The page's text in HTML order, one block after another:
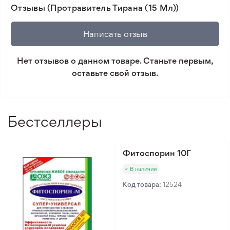
товара и реального растения.
🛡️ Защита покупок. Возврат средств за товар,
который не соответствует ожиданиям. Согласно
условиям возврата.
Отзывы (Протравитель Тирана (15 Мл))
Написать отзыв
Нет отзывов о данном товаре. Станьте первым,
оставьте свой отзыв.
Бестселлеры
Фитоспорин 10Г
В наличии
Код товара: 12524